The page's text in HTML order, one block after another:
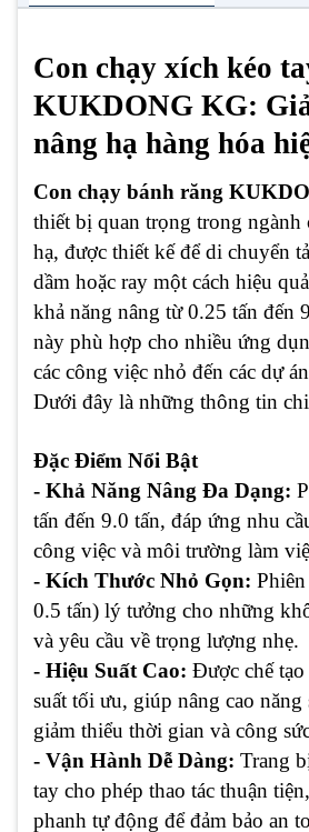
Con chạy xích kéo
KUKDONG KG:
nâng hạ hàng hóa
Con chạy bánh răng
thiết bị quan trọng trong ngành
hạ, được thiết kế để di chuyển
dầm hoặc ray một cách hiệu
khả năng nâng từ 0.25 tấn đến
này phù hợp cho nhiều ứng
các công việc nhỏ đến các dự
Dưới đây là những thông tin
Đặc Điểm Nổi Bật
- Khả Năng Nâng Đa Dạng:
tấn đến 9.0 tấn, đáp ứng nhu
công việc và môi trường làm
- Kích Thước Nhỏ Gọn:
0.5 tấn) lý tưởng cho những
và yêu cầu về trọng lượng nhẹ.
- Hiệu Suất Cao: Được chế tạo
suất tối ưu, giúp nâng cao năng
giảm thiểu thời gian và công
- Vận Hành Dễ Dàng: Trang
tay cho phép thao tác thuận
phanh tự động để đảm bảo an